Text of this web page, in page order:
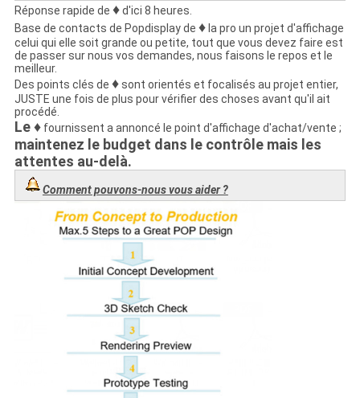
Réponse rapide de ♦d'ici 8 heures.
Base de contacts de Popdisplay de ♦la pro un projet d'affichage
celui qui elle soit grande ou petite, tout que vous devez faire est
de passer sur nous vos demandes, nous faisons le repos et le
meilleur.
Des points clés de ♦sont orientés et focalisés au projet entier,
JUSTE une fois de plus pour vérifier des choses avant qu'il ait
procédé.
Le ♦fournissent a annoncé le point d'affichage d'achat/vente ;
maintenez le budget dans le contrôle mais les
attentes au-delà.
Comment pouvons-nous vous aider ?